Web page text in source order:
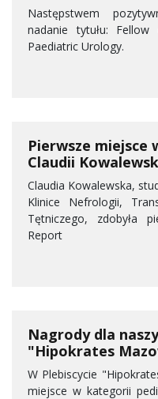
Następstwem
nadanie tytułu:
Paediatric Urology.
Pierwsze miejsce
Claudii
Claudia Kowalewska,
Klinice Nefrologii,
Tętniczego, zdobyła
Report
Nagrody dla
"Hipokrates
W Plebiscycie
miejsce w kategorii